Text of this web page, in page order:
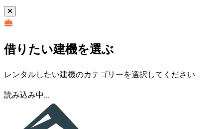
借りたい建機を選ぶ
レンタルしたい建機のカテゴリーを選択してください
読み込み中...